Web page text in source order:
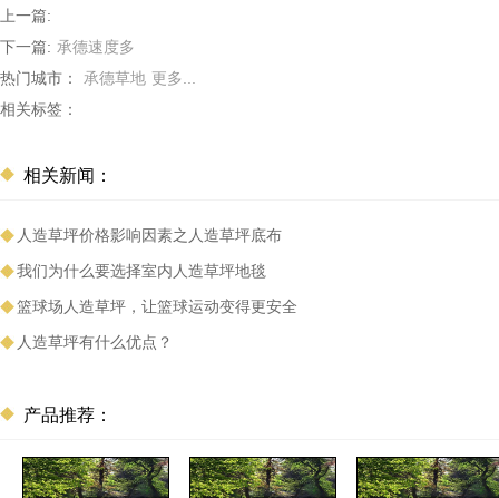
上一篇:
下一篇: 承德速度多
热门城市：
承德草地 更多...
相关标签：
相关新闻：
人造草坪价格影响因素之人造草坪底布
我们为什么要选择室内人造草坪地毯
篮球场人造草坪，让篮球运动变得更安全
人造草坪有什么优点？
产品推荐：